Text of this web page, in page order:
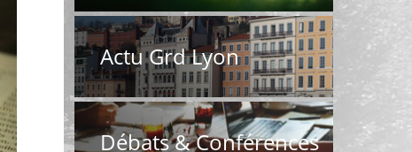
Actu Grd Lyon
Débats & Conférences